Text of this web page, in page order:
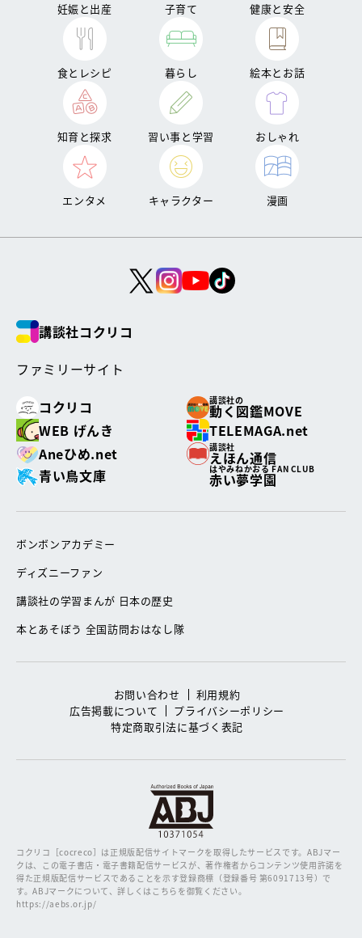
妊娠と出産 子育て 健康と安全
食とレシピ 暮らし 絵本とお話
知育と探求 習い事と学習 おしゃれ
エンタメ キャラクター 漫画
講談社コクリコ
ファミリーサイト
コクリコ
講談社の
動く図鑑MOVE
WEB げんき
TELEMAGA.net
Aneひめ.net
講談社
えほん通信
青い鳥文庫
はやみねかおる FAN CLUB
赤い夢学園
ボンボンアカデミー
ディズニーファン
講談社の学習まんが 日本の歴史
本とあそぼう 全国訪問おはなし隊
お問い合わせ
利用規約
広告掲載について
プライバシーポリシー
特定商取引法に基づく表記
コクリコ［cocreco］は正規版配信サイトマークを取得したサービスです。ABJマー
クは、この電子書店・電子書籍配信サービスが、著作権者からコンテンツ使用許諾を
得た正規版配信サービスであることを示す登録商標（登録番号 第6091713号）で
す。ABJマークについて、詳しくはこちらを御覧ください。
https://aebs.or.jp/